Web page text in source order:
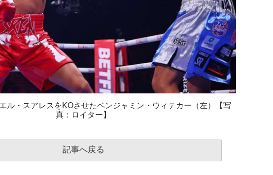
ル・スアレスをKOさせたベンジャミン・ウィテカー（左）【写
真：ロイター】
記事へ戻る